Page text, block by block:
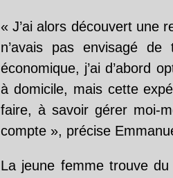
« J’ai alors découvert une
n’avais pas envisagé de
économique, j’ai d’abord
à domicile, mais cette
faire, à savoir gérer moi-
compte », précise
La jeune femme trouve du